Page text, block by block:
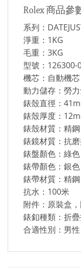
Rolex 商品參
系列：
淨重：1KG
毛重：3KG
型號：126300-
機芯：自動機芯
動力儲存：勞
錶殼直徑：
錶殼厚度：
錶殼材質：精鋼
錶鏡材質：抗
錶盤顏色：綠色
錶帶顏色：銀色
錶帶材質：精鋼
抗水：100米
附件：原裝盒
錶釦種類：折
合適性別：男性